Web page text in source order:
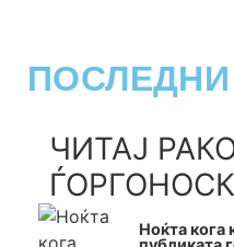
ПОСЛЕДНИ
ЧИТАЈ
Ноќта кога